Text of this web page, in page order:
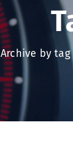
Archive by